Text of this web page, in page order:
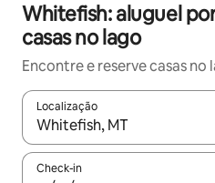
Whitefish: aluguel
casas no lago
Encontre e reserve casas
Localização
Quando os resultados
Check-in